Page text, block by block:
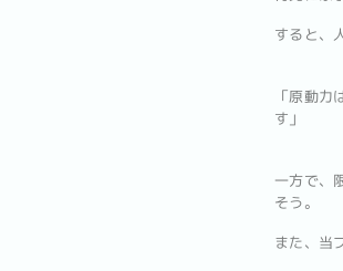
すると、
「原動
す」
一方で、
そう。
また、当